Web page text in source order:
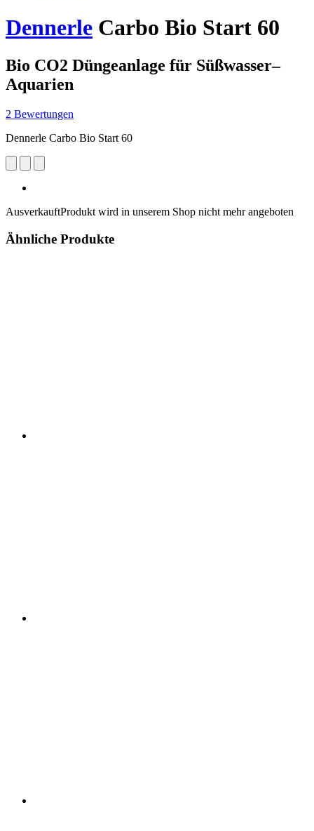
Dennerle Carbo Bio Start 60
Bio CO2 Düngeanlage für Süßwasser–
Aquarien
2 Bewertungen
Dennerle Carbo Bio Start 60
AusverkauftProdukt wird in unserem Shop nicht mehr angeboten
Ähnliche Produkte